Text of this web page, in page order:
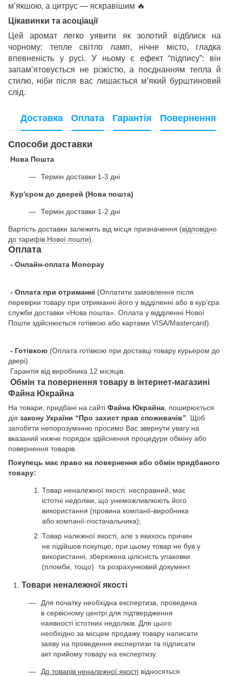
м’якшою, а цитрус — яскравішим 🔥
Цікавинки та асоціації
Цей аромат легко уявити як золотий відблиск на
чорному: тепле світло ламп, нічне місто, гладка
впевненість у русі. У ньому є ефект “підпису”: він
запам’ятовується не різкістю, а поєднанням тепла й
стилю, ніби після вас лишається м’який бурштиновий
слід.
Доставка Оплата Гарантія Повернення
Способи доставки
Нова Пошта
Термін доставки 1-3 дні
Кур'єром до дверей (Нова пошта)
Термін доставки 1-2 дні
Вартість доставки залежить від місця призначення (відповідно
до тарифів Нової пошти).
Оплата
- Онлайн-оплата Monopay
- Оплата при отриманні (Оплатити замовлення після
перевірки товару при отриманні його у відділенні або в кур’єра
служби доставки «Нова пошта». Оплата у відділенні Нової
Пошти здійснюється готівкою або картами VISA/Mastercard).
- Готівкою (Оплата готівкою при доставці товару курьером до
двері).
Гарантія від виробника 12 місяців.
Обмін та повернення товару в інтернет-магазині
Файна Юкрайна
На товари, придбані на сайті Файна Юкрайна, поширюється
дія закону України “Про захист прав споживачів”. Щоб
запобігти непорозумінню просимо Вас звернути увагу на
вказаний нижче порядок здійснення процедури обміну або
повернення товарів.
Покупець має право на повернення або обмін придбаного
товару:
Товар неналежної якості: несправний, має
істотні недоліки, що унеможливлюють його
використання (провина компанії-виробника
або компанії-постачальника);
Товар належної якості, але з якихось причин
не підійшов покупцю, при цьому товар не був у
використанні, збережена цілісність упаковки
(пломби, тощо) та розрахунковий документ.
Товари неналежної якості
Для початку необхідна експертиза, проведена
в сервісному центрі для підтвердження
наявності істотних недоліків. Для цього
необхідно за місцем продажу товару написати
заяву на проведення експертизи та підписати
акт прийому товару на експертизу.
До товарів неналежної якості відносяться